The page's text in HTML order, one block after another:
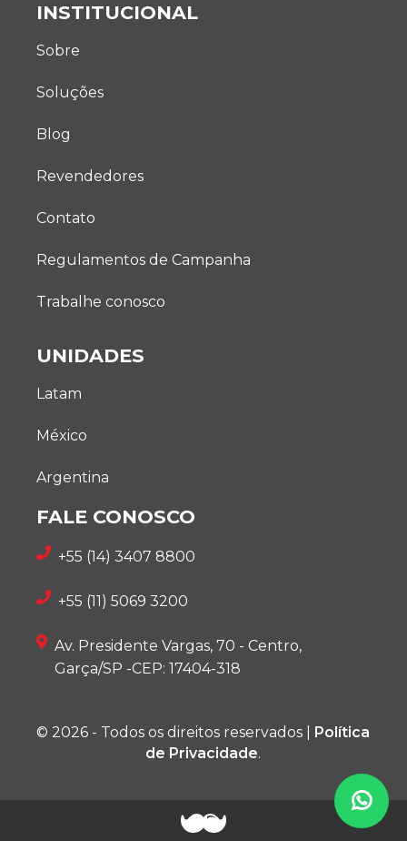
INSTITUCIONAL
Sobre
Soluções
Blog
Revendedores
Contato
Regulamentos de Campanha
Trabalhe conosco
UNIDADES
Latam
México
Argentina
FALE CONOSCO
+55 (14) 3407 8800
+55 (11) 5069 3200
Av. Presidente Vargas, 70 - Centro,
Garça/SP -CEP: 17404-318
© 2026 - Todos os direitos reservados |
Política
de Privacidade.